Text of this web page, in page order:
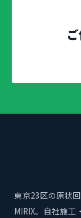
東京23区の原状
MIRIX。自社施工